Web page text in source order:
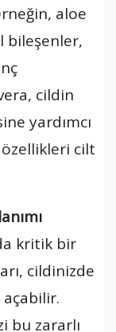
aloe
bileşenler,
cildin
yardımcı
cilt
kritik bir
cildinizde
bu zararlı